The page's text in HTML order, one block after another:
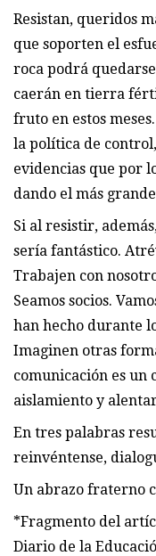
Resistan, queridos
que soporten el
roca podrá
caerán en tierra
fruto en estos
la política de
evidencias que por
dando el más
Si al resistir,
sería fantástico.
Trabajen con
Seamos socios.
han hecho durante
Imaginen otras
comunicación es
aislamiento y
En tres palabras
reinvéntense,
Un abrazo fraterno
*Fragmento del
Diario de la